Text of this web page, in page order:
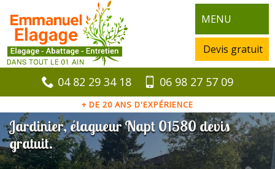
MENU
Devis gratuit
04 82 29 34 18 06 98 27 57 09
+ DE 20 ANS D'EXPÉRIENCE
Jardinier, élagueur Napt 01580 devis
gratuit.